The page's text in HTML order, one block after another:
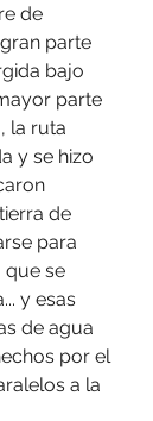
de
parte
bajo
parte
la ruta
y se hizo
de
para
que se
y esas
de agua
por el
a la